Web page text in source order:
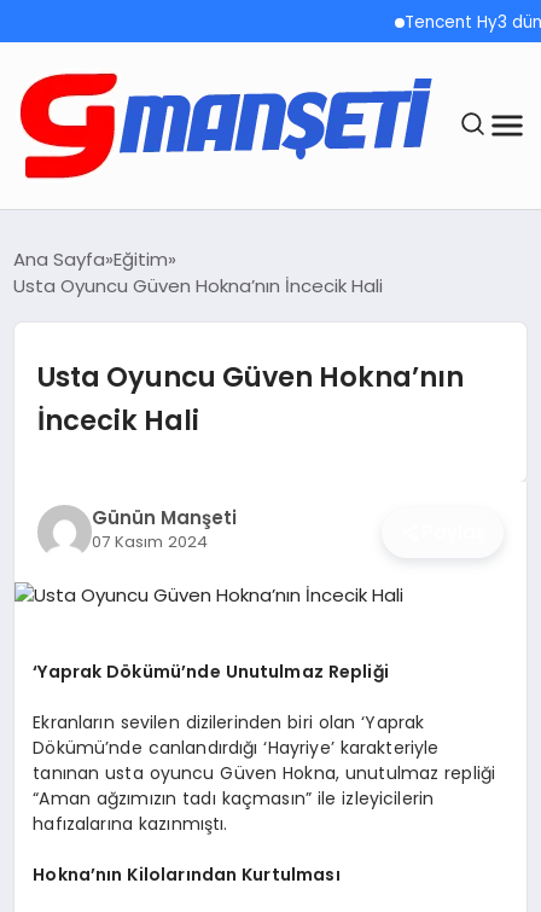
Tencent Hy3 dünya
DEMOLAR
MEGA MENÜ
TEKNOLOJI
İŞ DÜNYASI
TEKNOLOJI
MAGAZIN
KRIPTO PARA
GEZI & SEYAHAT
Ana Sayfa Eğitim
Usta Oyuncu Güven Hokna’nın İncecik Hali
Usta Oyuncu Güven Hokna’nın
İncecik Hali
Günün Manşeti
07 Kasım 2024
‘Yaprak Dökümü’nde Unutulmaz Repliği
Ekranların sevilen dizilerinden biri olan ‘Yaprak
Dökümü’nde canlandırdığı ‘Hayriye’ karakteriyle
tanınan usta oyuncu Güven Hokna, unutulmaz repliği
“Aman ağzımızın tadı kaçmasın” ile izleyicilerin
hafızalarına kazınmıştı.
Hokna’nın Kilolarından Kurtulması